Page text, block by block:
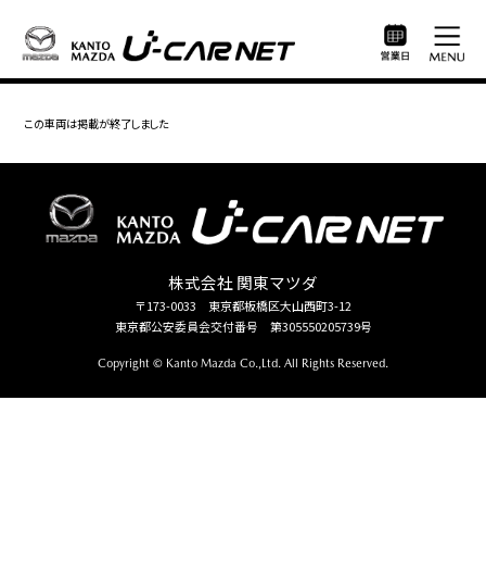
この車両は掲載が終了しました
株式会社 関東マツダ
〒173-0033 東京都板橋区大山西町3-12
東京都公安委員会交付番号 第305550205739号
Copyright © Kanto Mazda Co.,Ltd. All Rights Reserved.